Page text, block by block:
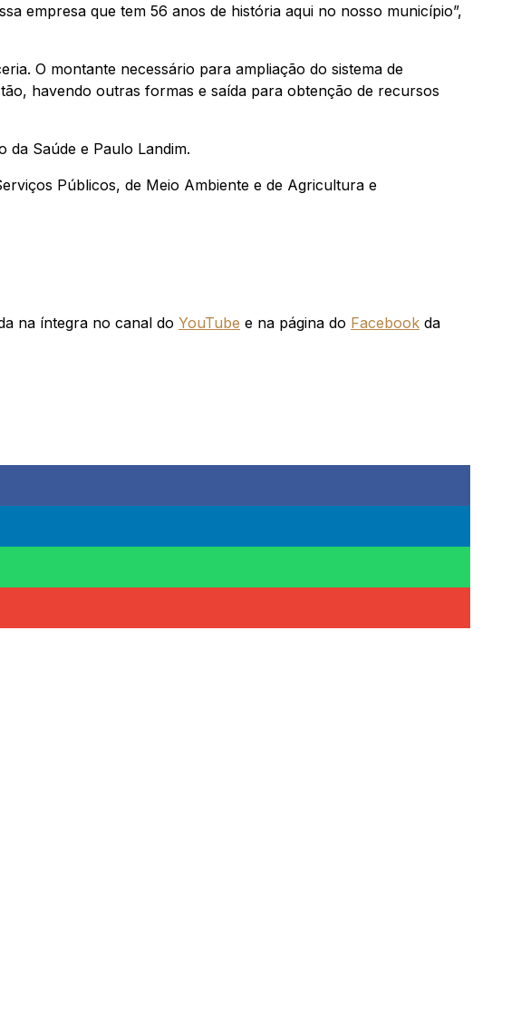
empresa que tem 56 anos de história aqui no nosso município”,
O montante necessário para ampliação do sistema de
havendo outras formas e saída para obtenção de recursos
da Saúde e Paulo Landim.
Públicos, de Meio Ambiente e de Agricultura e
na íntegra no canal do YouTube e na página do Facebook da